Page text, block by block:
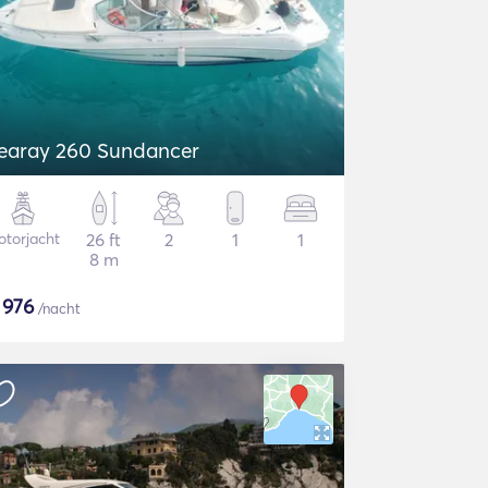
260 Sundancer
26 ft
8 m
2 1 1
976/nacht